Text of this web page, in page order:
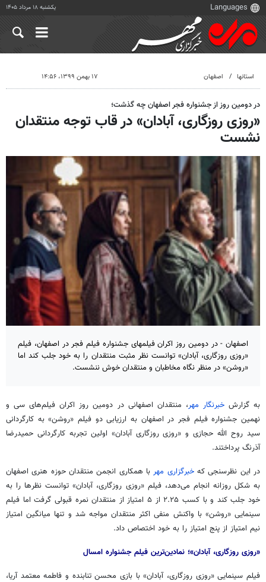
یکشنبه ۱۸ مرداد ۱۴۰۵
استانها اصفهان ۱۷ بهمن ۱۳۹۹، ۱۴:۵۶
در دومین روز از جشنواره فجر اصفهان چه گذشت؛
«روزی روزگاری، آبادان» در قاب توجه منتقدان
نشست
اصفهان - در دومین روز اکران فیلمهای جشنواره فیلم فجر در اصفهان، فیلم
«روزی روزگاری، آبادان» توانست نظر مثبت منتقدان را به خود جلب کند اما
«روشن» در منظر نگاه مخاطبان و منتقدان خوش ننشست.
به گزارش خبرنگار مهر، منتقدان اصفهانی در دومین روز اکران فیلم‌های سی و
نهمین جشنواره فیلم فجر در اصفهان به ارزیابی دو فیلم «روشن» به کارگردانی
سید روح الله حجازی و «روزی روزگاری آبادان» اولین تجربه کارگردانی حمیدرضا
آذرنگ پرداختند.
در این نظرسنجی کهخبرگزاری مهر با همکاری انجمن منتقدان حوزه هنری اصفهان
به شکل روزانه انجام می‌دهد، فیلم «روزی روزگاری، آبادان» توانست نظرها را به
خود جلب کند و با کسب ۲.۲۵ از ۵ امتیاز از منتقدان نمره قبولی گرفت اما فیلم
سینمایی «روشن» با واکنش منفی اکثر منتقدان مواجه شد و تنها میانگین امتیاز
نیم امتیاز از پنج امتیاز را به خود اختصاص داد.
«روزی روزگاری، آبادان»؛ نمادین‌ترین فیلم جشنواره امسال
فیلم سینمایی «روزی روزگاری، آبادان» با بازی محسن تنابنده و فاطمه معتمد آریا،